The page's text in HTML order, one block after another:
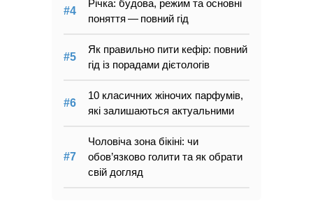
Річка: будова, режим та основні
поняття — повний гід
Як правильно пити кефір: повний
гід із порадами дієтологів
10 класичних жіночих парфумів,
які залишаються актуальними
Чоловіча зона бікіні: чи
обов’язково голити та як обрати
свій догляд